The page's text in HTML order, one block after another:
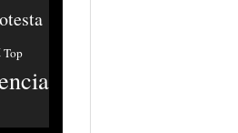
Top